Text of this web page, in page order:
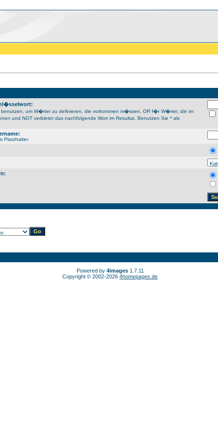
um W�rter zu definieren, die vorkommen m�ssen, OR f�r W�rter, die im
und NOT verbietet das nachfolgende Wort im Resultat. Benutzen Sie * als
Platzhalter.
Powered by 4images1.7.11
Copyright © 2002-2026 4homepages.de